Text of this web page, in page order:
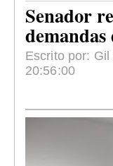
Senador
Escrito por:
20:56:00